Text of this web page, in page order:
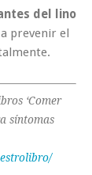
del lino
prevenir el
‘Comer
síntomas